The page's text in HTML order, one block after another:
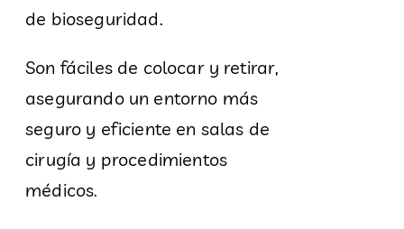
de bioseguridad.
Son fáciles de colocar y retirar,
asegurando un entorno más
seguro y eficiente en salas de
cirugía y procedimientos
médicos.